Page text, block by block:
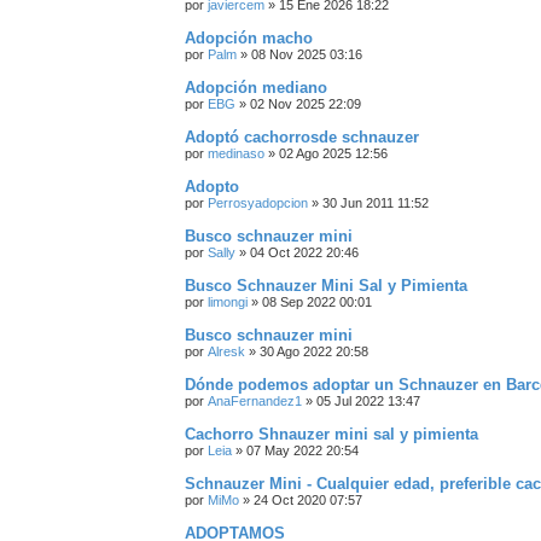
por javiercem » 15 Ene 2026 18:22
Adopción macho
por Palm » 08 Nov 2025 03:16
Adopción mediano
por EBG » 02 Nov 2025 22:09
Adoptó cachorrosde schnauzer
por medinaso » 02 Ago 2025 12:56
Adopto
por Perrosyadopcion » 30 Jun 2011 11:52
Busco schnauzer mini
por Sally » 04 Oct 2022 20:46
Busco Schnauzer Mini Sal y Pimienta
por limongi » 08 Sep 2022 00:01
Busco schnauzer mini
por Alresk » 30 Ago 2022 20:58
Dónde podemos adoptar un Schnauzer en
por AnaFernandez1 » 05 Jul 2022 13:47
Cachorro Shnauzer mini sal y pimienta
por Leia » 07 May 2022 20:54
Schnauzer Mini - Cualquier edad, preferible
por MiMo » 24 Oct 2020 07:57
ADOPTAMOS